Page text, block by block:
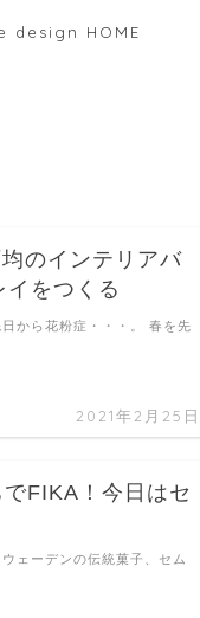
design HOME
のインテリアバ
をつくる
2021年2月25日
から花粉症・・・。 春を先
FIKA！今日はセ
ェーデンの伝統菓子、セム